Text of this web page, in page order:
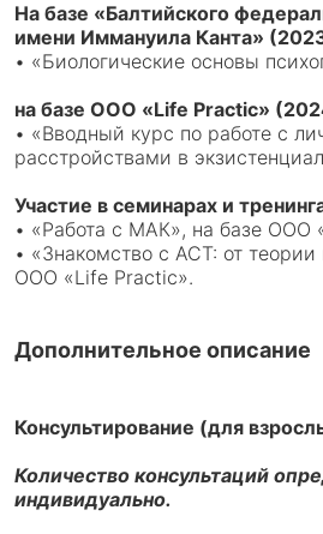
На базе «Балтийского
имени Иммануила Канта»
• «Биологические основы
на базе ООО «Life Practic»
• «Вводный курс по работе с
расстройствами в
Участие в семинарах и
• «Работа с МАК», на базе ООО
• «Знакомство с АСТ: от теории
ООО «Life Practic».
Дополнительное описание
Консультирование (для
Количество консультаций
индивидуально.